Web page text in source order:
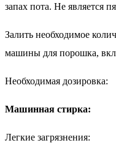
запах пота. Не является
Залить необходимое
машины для порошка,
Необходимая дозировка:
Машинная стирка:
Легкие загрязнения: